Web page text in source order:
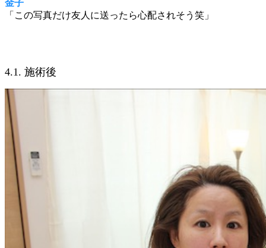
金子
「この写真だけ友人に送ったら心配されそう笑」
4.1. 施術後